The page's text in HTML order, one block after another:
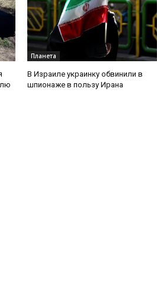
Планета
В Израиле украинку обвинили в
шпионаже в пользу Ирана